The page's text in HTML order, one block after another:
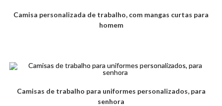
Camisa personalizada de trabalho, com mangas curtas para
homem
Camisas de trabalho para uniformes personalizados, para
senhora